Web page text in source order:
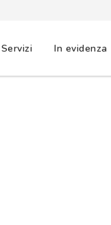
Servizi In evidenza